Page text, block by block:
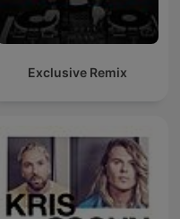
Exclusive Remix